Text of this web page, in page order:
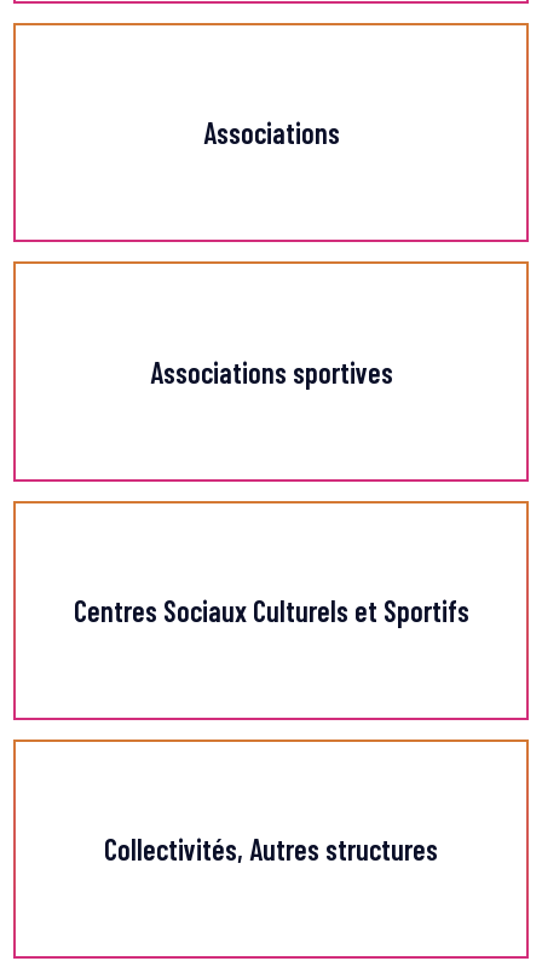
AssociationsEn savoir +
Associations sportivesEn savoir +
Centres Sociaux Culturels et SportifsEn
Collectivités, Autres structures